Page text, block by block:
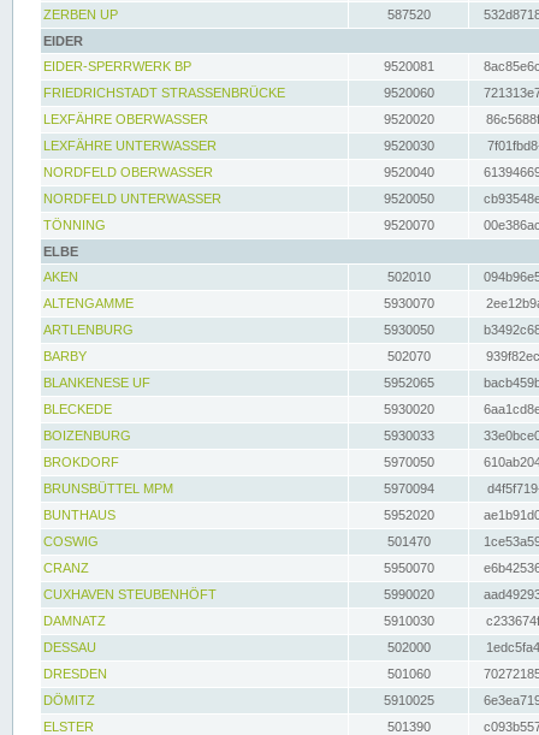
ZERBEN UP
587520
EIDER
EIDER-SPERRWERK BP
9520081
FRIEDRICHSTADT STRASSENBRÜCKE
9520060
LEXFÄHRE OBERWASSER
9520020
LEXFÄHRE UNTERWASSER
9520030
NORDFELD OBERWASSER
9520040
NORDFELD UNTERWASSER
9520050
TÖNNING
9520070
ELBE
AKEN
502010
ALTENGAMME
5930070
ARTLENBURG
5930050
BARBY
502070
BLANKENESE UF
5952065
BLECKEDE
5930020
BOIZENBURG
5930033
BROKDORF
5970050
BRUNSBÜTTEL MPM
5970094
BUNTHAUS
5952020
COSWIG
501470
CRANZ
5950070
CUXHAVEN STEUBENHÖFT
5990020
DAMNATZ
5910030
DESSAU
502000
DRESDEN
501060
DÖMITZ
5910025
ELSTER
501390